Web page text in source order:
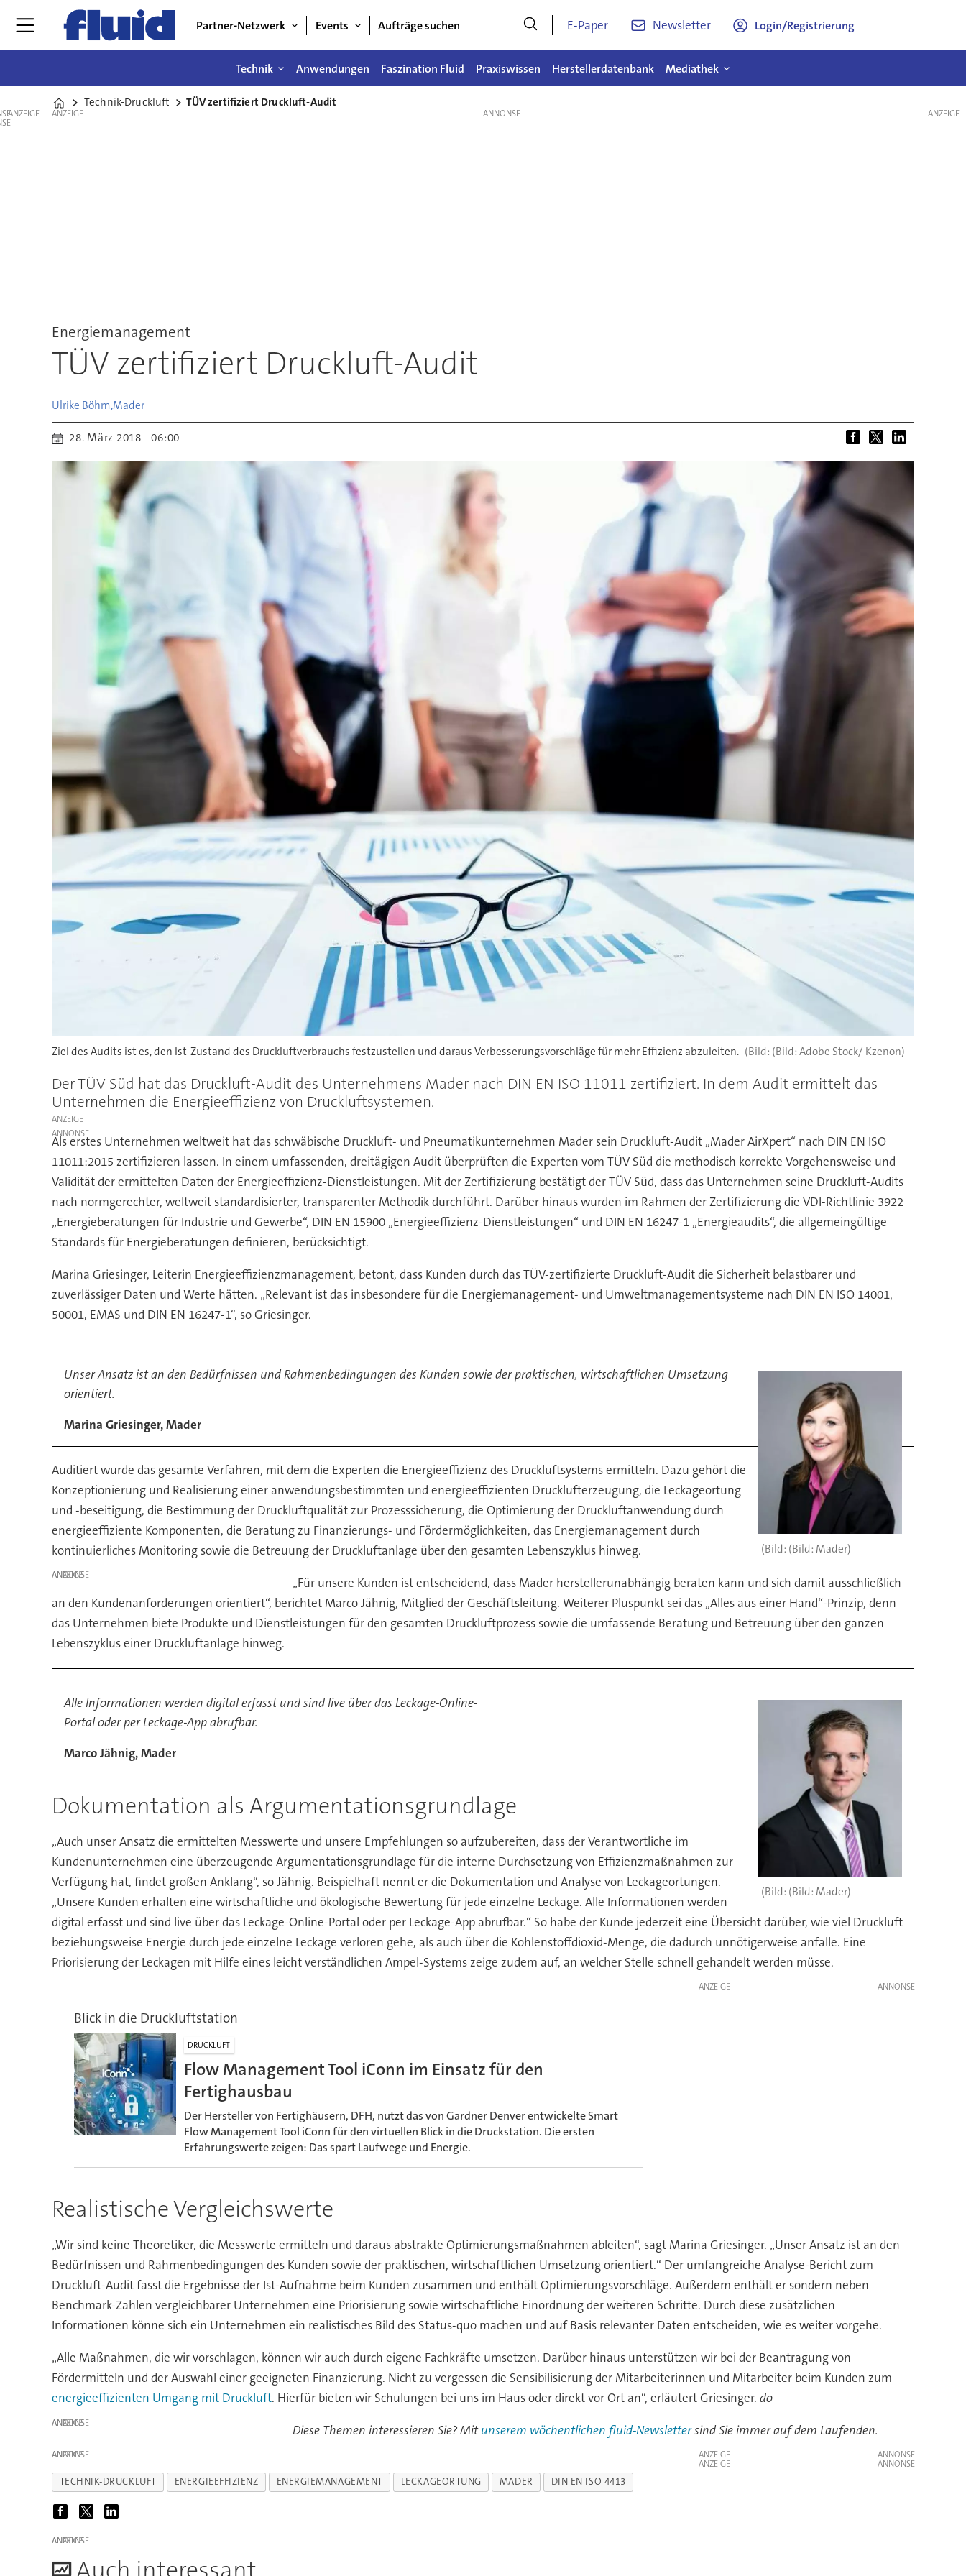
Partner-Netzwerk Events Aufträge suchen E-Paper Newsletter Login/Registrierung
Technik Anwendungen Faszination Fluid Praxiswissen Herstellerdatenbank Mediathek
Home
Technik-Druckluft TÜV zertifiziert Druckluft-Audit
ANZEIGE ANZEIGE
Energiemanagement
TÜV zertifiziert Druckluft-Audit
Ulrike Böhm,Mader
28. März 2018 - 06:00
Ziel des Audits ist es, den Ist-Zustand des Druckluftverbrauchs festzustellen und daraus Verbesserungsvorschläge für mehr Effizienz abzuleiten. (Bild: Adobe Stock/ Kzenon)
Der TÜV Süd hat das Druckluft-Audit des Unternehmens Mader nach DIN EN ISO 11011 zertifiziert. In dem Audit ermittelt das
Unternehmen die Energieeffizienz von Druckluftsystemen.
ANZEIGE
Als erstes Unternehmen weltweit hat das schwäbische Druckluft- und Pneumatikunternehmen Mader sein Druckluft-Audit „Mader AirXpert“ nach DIN EN ISO
11011:2015 zertifizieren lassen. In einem umfassenden, dreitägigen Audit überprüften die Experten vom TÜV Süd die methodisch korrekte Vorgehensweise und
Validität der ermittelten Daten der Energieeffizienz-Dienstleistungen. Mit der Zertifizierung bestätigt der TÜV Süd, dass das Unternehmen seine Druckluft-Audits
nach normgerechter, weltweit standardisierter, transparenter Methodik durchführt. Darüber hinaus wurden im Rahmen der Zertifizierung die VDI-Richtlinie 3922
„Energieberatungen für Industrie und Gewerbe“, DIN EN 15900 „Energieeffizienz-Dienstleistungen“ und DIN EN 16247-1 „Energieaudits“, die allgemeingültige
Standards für Energieberatungen definieren, berücksichtigt.
Marina Griesinger, Leiterin Energieeffizienzmanagement, betont, dass Kunden durch das TÜV-zertifizierte Druckluft-Audit die Sicherheit belastbarer und
zuverlässiger Daten und Werte hätten. „Relevant ist das insbesondere für die Energiemanagement- und Umweltmanagementsysteme nach DIN EN ISO 14001,
50001, EMAS und DIN EN 16247-1“, so Griesinger.
(Bild: Mader)
Unser Ansatz ist an den Bedürfnissen und Rahmenbedingungen des Kunden sowie der praktischen, wirtschaftlichen Umsetzung
orientiert.
Marina Griesinger, Mader
Auditiert wurde das gesamte Verfahren, mit dem die Experten die Energieeffizienz des Druckluftsystems ermitteln. Dazu gehört die
Konzeptionierung und Realisierung einer anwendungsbestimmten und energieeffizienten Drucklufterzeugung, die Leckageortung
und -beseitigung, die Bestimmung der Druckluftqualität zur Prozesssicherung, die Optimierung der Druckluftanwendung durch
energieeffiziente Komponenten, die Beratung zu Finanzierungs- und Fördermöglichkeiten, das Energiemanagement durch
kontinuierliches Monitoring sowie die Betreuung der Druckluftanlage über den gesamten Lebenszyklus hinweg.
ANZEIGE
„Für unsere Kunden ist entscheidend, dass Mader herstellerunabhängig beraten kann und sich damit ausschließlich
an den Kundenanforderungen orientiert“, berichtet Marco Jähnig, Mitglied der Geschäftsleitung. Weiterer Pluspunkt sei das „Alles aus einer Hand“-Prinzip, denn
das Unternehmen biete Produkte und Dienstleistungen für den gesamten Druckluftprozess sowie die umfassende Beratung und Betreuung über den ganzen
Lebenszyklus einer Druckluftanlage hinweg.
(Bild: Mader)
Alle Informationen werden digital erfasst und sind live über das Leckage-Online-
Portal oder per Leckage-App abrufbar.
Marco Jähnig, Mader
Dokumentation als Argumentationsgrundlage
„Auch unser Ansatz die ermittelten Messwerte und unsere Empfehlungen so aufzubereiten, dass der Verantwortliche im
Kundenunternehmen eine überzeugende Argumentationsgrundlage für die interne Durchsetzung von Effizienzmaßnahmen zur
Verfügung hat, findet großen Anklang“, so Jähnig. Beispielhaft nennt er die Dokumentation und Analyse von Leckageortungen.
„Unsere Kunden erhalten eine wirtschaftliche und ökologische Bewertung für jede einzelne Leckage. Alle Informationen werden
digital erfasst und sind live über das Leckage-Online-Portal oder per Leckage-App abrufbar.“ So habe der Kunde jederzeit eine Übersicht darüber, wie viel Druckluft
beziehungsweise Energie durch jede einzelne Leckage verloren gehe, als auch über die Kohlenstoffdioxid-Menge, die dadurch unnötigerweise anfalle. Eine
Priorisierung der Leckagen mit Hilfe eines leicht verständlichen Ampel-Systems zeige zudem auf, an welcher Stelle schnell gehandelt werden müsse.
ANZEIGE
Blick in die Druckluftstation
DRUCKLUFT
Flow Management Tool iConn im Einsatz für den
Fertighausbau
Der Hersteller von Fertighäusern, DFH, nutzt das von Gardner Denver entwickelte Smart
Flow Management Tool iConn für den virtuellen Blick in die Druckstation. Die ersten
Erfahrungswerte zeigen: Das spart Laufwege und Energie.
Realistische Vergleichswerte
„Wir sind keine Theoretiker, die Messwerte ermitteln und daraus abstrakte Optimierungsmaßnahmen ableiten“, sagt Marina Griesinger. „Unser Ansatz ist an den
Bedürfnissen und Rahmenbedingungen des Kunden sowie der praktischen, wirtschaftlichen Umsetzung orientiert.“ Der umfangreiche Analyse-Bericht zum
Druckluft-Audit fasst die Ergebnisse der Ist-Aufnahme beim Kunden zusammen und enthält Optimierungsvorschläge. Außerdem enthält er sondern neben
Benchmark-Zahlen vergleichbarer Unternehmen eine Priorisierung sowie wirtschaftliche Einordnung der weiteren Schritte. Durch diese zusätzlichen
Informationen könne sich ein Unternehmen ein realistisches Bild des Status-quo machen und auf Basis relevanter Daten entscheiden, wie es weiter vorgehe.
„Alle Maßnahmen, die wir vorschlagen, können wir auch durch eigene Fachkräfte umsetzen. Darüber hinaus unterstützen wir bei der Beantragung von
Fördermitteln und der Auswahl einer geeigneten Finanzierung. Nicht zu vergessen die Sensibilisierung der Mitarbeiterinnen und Mitarbeiter beim Kunden zum
energieeffizienten Umgang mit Druckluft. Hierfür bieten wir Schulungen bei uns im Haus oder direkt vor Ort an“, erläutert Griesinger. do
ANZEIGE Diese Themen interessieren Sie? Mitunserem wöchentlichen fluid-Newslettersind Sie immer auf dem Laufenden.
ANZEIGE
ANZEIGE
ANZEIGE
TECHNIK-DRUCKLUFT ENERGIEEFFIZIENZ ENERGIEMANAGEMENT LECKAGEORTUNG MADER DIN EN ISO 4413
ANZEIGE
ANZEIGE